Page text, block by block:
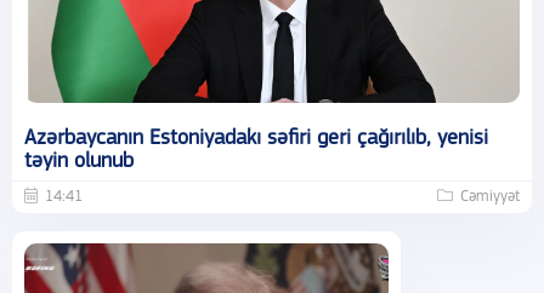
Azərbaycanın Estoniyadakı səfiri geri çağırılıb, yenisi
təyin olunub
14:41 Cəmiyyət